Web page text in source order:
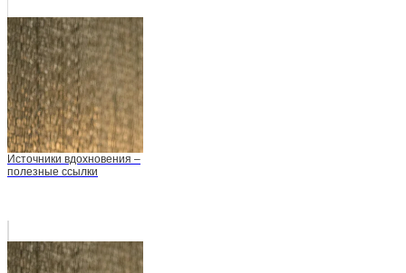
Источники вдохновения –
полезные ссылки